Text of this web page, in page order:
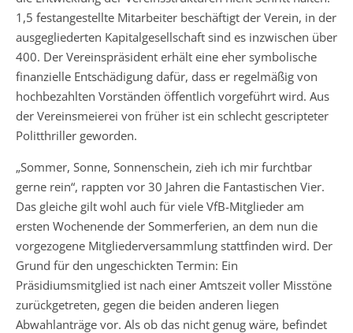
1,5 festangestellte Mitarbeiter beschäftigt der Verein, in der
ausgegliederten Kapitalgesellschaft sind es inzwischen über
400. Der Vereinspräsident erhält eine eher symbolische
finanzielle Entschädigung dafür, dass er regelmäßig von
hochbezahlten Vorständen öffentlich vorgeführt wird. Aus
der Vereinsmeierei von früher ist ein schlecht gescripteter
Politthriller geworden.
„Sommer, Sonne, Sonnenschein, zieh ich mir furchtbar
gerne rein“, rappten vor 30 Jahren die Fantastischen Vier.
Das gleiche gilt wohl auch für viele VfB-Mitglieder am
ersten Wochenende der Sommerferien, an dem nun die
vorgezogene Mitgliederversammlung stattfinden wird. Der
Grund für den ungeschickten Termin: Ein
Präsidiumsmitglied ist nach einer Amtszeit voller Misstöne
zurückgetreten, gegen die beiden anderen liegen
Abwahlanträge vor. Als ob das nicht genug wäre, befindet